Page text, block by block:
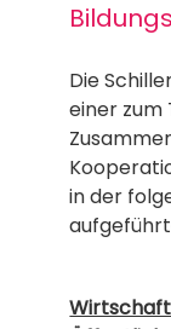
Die
einer zum
in der